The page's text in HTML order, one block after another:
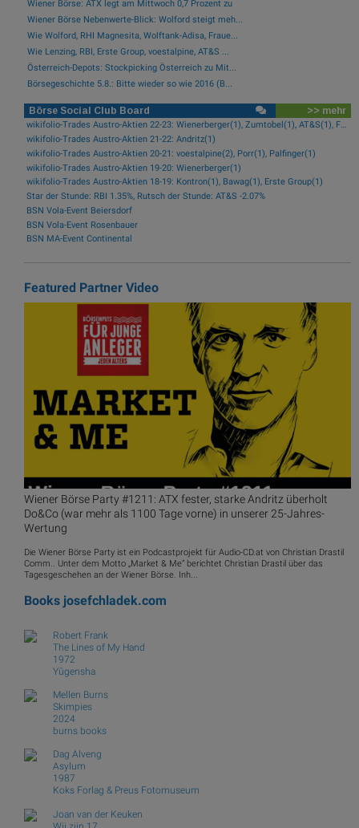
Wiener Börse: ATX legt am Mittwoch 0,7 Prozent zu
Wiener Börse Nebenwerte-Blick: Wolford steigt meh...
Wie Wolford, RHI Magnesita, Wolftank-Adisa, Fraue...
Wie Lenzing, RBI, Erste Group, voestalpine, AT&S ...
Österreich-Depots: Stockpicking Österreich zu Mit...
Börsegeschichte 5.8.: Bitte wieder so wie 2016 (B...
Börse Social Club Board >> mehr
wikifolio-Trades Austro-Aktien 22-23: Wienerberger(1), Zumtobel(1), AT&S(1), Frequentis(1), FACC(1), Kontron(1)
wikifolio-Trades Austro-Aktien 21-22: Andritz(1)
wikifolio-Trades Austro-Aktien 20-21: voestalpine(2), Porr(1), Palfinger(1)
wikifolio-Trades Austro-Aktien 19-20: Wienerberger(1)
wikifolio-Trades Austro-Aktien 18-19: Kontron(1), Bawag(1), Erste Group(1)
Star der Stunde: RBI 1.35%, Rutsch der Stunde: AT&S -2.07%
BSN Vola-Event Beiersdorf
BSN Vola-Event Rosenbauer
BSN MA-Event Continental
Featured Partner Video
Wiener Börse Party #1211: ATX fester, starke Andritz überholt
Do&Co (war mehr als 1100 Tage vorne) in unserer 25-Jahres-
Wertung
Die Wiener Börse Party ist ein Podcastprojekt für Audio-CD.at von Christian Drastil
Comm.. Unter dem Motto „Market & Me“ berichtet Christian Drastil über das
Tagesgeschehen an der Wiener Börse. Inh...
Books josefchladek.com
Robert Frank
The Lines of My Hand
1972
Yūgensha
Mellen Burns
Skimpies
2024
burns books
Dag Alveng
Asylum
1987
Koks Forlag & Preus Fotomuseum
Joan van der Keuken